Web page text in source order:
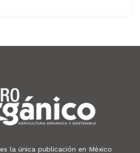
es la única publicación en México